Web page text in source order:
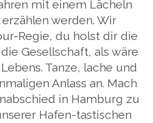
mit einem Lächeln
werden. Wir
Regie, du holst dir die
Gesellschaft, als wäre
Tanze, lache und
Anlass an. Mach
in Hamburg zu
Hafen-tastischen